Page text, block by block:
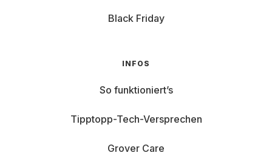
Black Friday
INFOS
So funktioniert’s
Tipptopp-Tech-Versprechen
Grover Care